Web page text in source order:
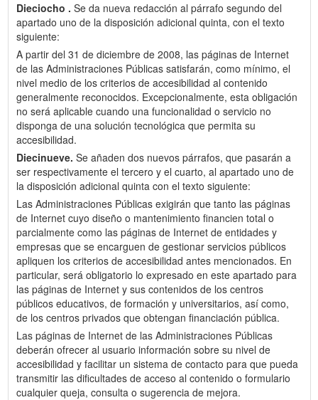
Dieciocho . Se da nueva redacción al párrafo segundo del
apartado uno de la disposición adicional quinta, con el texto
siguiente:
A partir del 31 de diciembre de 2008, las páginas de Internet
de las Administraciones Públicas satisfarán, como mínimo, el
nivel medio de los criterios de accesibilidad al contenido
generalmente reconocidos. Excepcionalmente, esta obligación
no será aplicable cuando una funcionalidad o servicio no
disponga de una solución tecnológica que permita su
accesibilidad.
Diecinueve. Se añaden dos nuevos párrafos, que pasarán a
ser respectivamente el tercero y el cuarto, al apartado uno de
la disposición adicional quinta con el texto siguiente:
Las Administraciones Públicas exigirán que tanto las páginas
de Internet cuyo diseño o mantenimiento financien total o
parcialmente como las páginas de Internet de entidades y
empresas que se encarguen de gestionar servicios públicos
apliquen los criterios de accesibilidad antes mencionados. En
particular, será obligatorio lo expresado en este apartado para
las páginas de Internet y sus contenidos de los centros
públicos educativos, de formación y universitarios, así como,
de los centros privados que obtengan financiación pública.
Las páginas de Internet de las Administraciones Públicas
deberán ofrecer al usuario información sobre su nivel de
accesibilidad y facilitar un sistema de contacto para que pueda
transmitir las dificultades de acceso al contenido o formulario
cualquier queja, consulta o sugerencia de mejora.